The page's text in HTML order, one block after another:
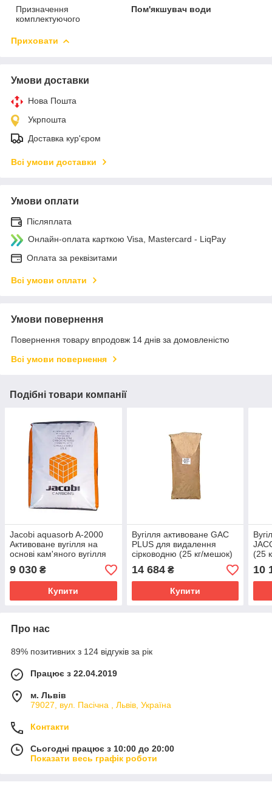
Призначення
комплектуючого
Пом'якшувач води
Приховати
Умови доставки
Нова Пошта
Укрпошта
Доставка кур'єром
Всі умови доставки
Умови оплати
Післяплата
Онлайн-оплата карткою Visa, Mastercard - LiqPay
Оплата за реквізитами
Всі умови оплати
Умови повернення
Повернення товару впродовж 14 днів за домовленістю
Всі умови повернення
Подібні товари компанії
Jacobi aquasorb A-2000
Активоване вугілля на
основі кам'яного вугілля
(25кг)
9 030 ₴
Купити
Вугілля активоване GAC
PLUS для видалення
сірководню (25 кг/мешок)
14 684₴
Купити
(25
10
Про нас
89% позитивних з 124 відгуків за рік
Працює з 22.04.2019
м. Львів
79027, вул. Пасічна , Львів, Україна
Контакти
Сьогодні працює з 10:00 до 20:00
Показати весь графік роботи